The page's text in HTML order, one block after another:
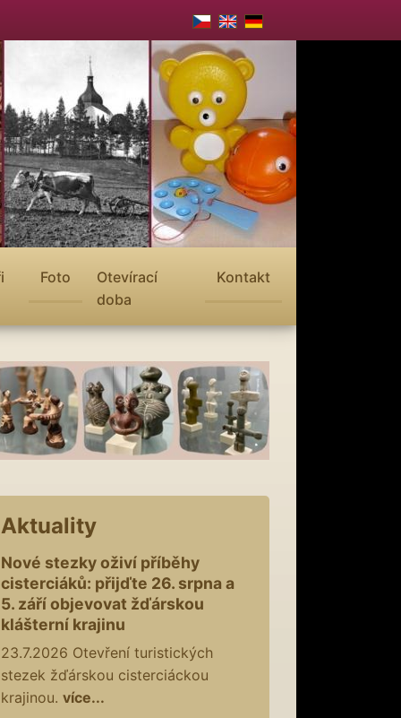
Foto
Otevírací
doba
Kontakt
Aktuality
Nové stezky oživí příběhy
cisterciáků: přijďte 26. srpna a
5. září objevovat žďárskou
klášterní krajinu
23.7.2026 Otevření turistických
stezek žďárskou cisterciáckou
krajinou. více...